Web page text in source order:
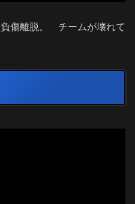
傷離脱。 チームが壊れて